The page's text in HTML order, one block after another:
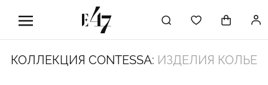
КОЛЛЕКЦИЯ CONTESSA: ИЗДЕЛИЯ КОЛЬЕ